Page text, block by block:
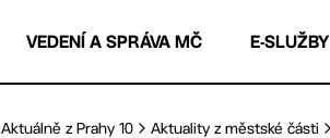
VEDENÍ A SPRÁVA MČ E-SLUŽBY
Aktuálně z Prahy 10 Aktuality z městské části